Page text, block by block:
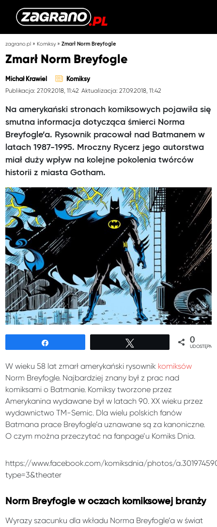
zagrano.pl » Komiksy»Zmarł Norm Breyfogle
Zmarł Norm Breyfogle
Michał Krawiel Komiksy
Publikacja: 27.09.2018, 11:42 Aktualizacja: 27.09.2018, 11:42
Na amerykański stronach komiksowych pojawiła się
smutna informacja dotycząca śmierci Norma
Breyfogle’a. Rysownik pracował nad Batmanem w
latach 1987-1995. Mroczny Rycerz jego autorstwa
miał duży wpływ na kolejne pokolenia twórców
historii z miasta Gotham.
0
W wieku 58 lat zmarł amerykański rysownik komiksów
Norm Breyfogle. Najbardziej znany był z prac nad
komiksami o Batmanie. Komiksy tworzone przez
Amerykanina wydawane był w latach 90. XX wieku przez
wydawnictwo TM-Semic. Dla wielu polskich fanów
Batmana prace Breyfogle’a uznawane są za kanoniczne.
O czym można przeczytać na fanpage’u Komiks Dnia.
https://www.facebook.com/komiksdnia/photos/
type=3&theater
Norm Breyfogle w oczach komiksowej branży
Wyrazy szacunku dla wkładu Norma Breyfogle’a w świat